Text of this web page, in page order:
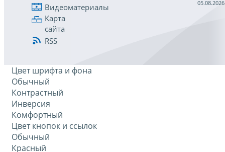
Видеоматериалы
Карта
сайта
RSS
05.08.2026
Цвет шрифта и фона
Обычный
Контрастный
Инверсия
Комфортный
Цвет кнопок и ссылок
Обычный
Красный